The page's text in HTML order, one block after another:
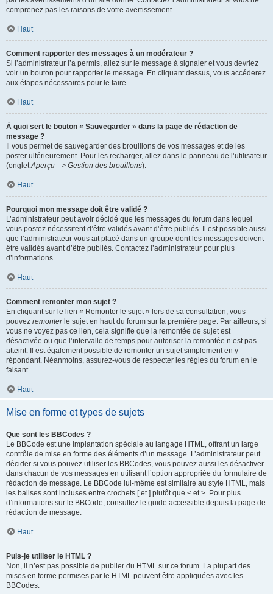
comprenez pas les raisons de votre avertissement.
Haut
Comment rapporter des messages à un modérateur ?
Si l’administrateur l’a permis, allez sur le message à signaler et vous devriez
voir un bouton pour rapporter le message. En cliquant dessus, vous accéderez
aux étapes nécessaires pour le faire.
Haut
À quoi sert le bouton « Sauvegarder » dans la page de rédaction de
message ?
Il vous permet de sauvegarder des brouillons de vos messages et de les
poster ultérieurement. Pour les recharger, allez dans le panneau de l’utilisateur
(ongletAperçu --> Gestion des brouillons).
Haut
Pourquoi mon message doit être validé ?
L’administrateur peut avoir décidé que les messages du forum dans lequel
vous postez nécessitent d’être validés avant d’être publiés. Il est possible aussi
que l’administrateur vous ait placé dans un groupe dont les messages doivent
être validés avant d’être publiés. Contactez l’administrateur pour plus
d’informations.
Haut
Comment remonter mon sujet ?
En cliquant sur le lien « Remonter le sujet » lors de sa consultation, vous
pouvez remonterle sujet en haut du forum sur la première page. Par ailleurs, si
vous ne voyez pas ce lien, cela signifie que la remontée de sujet est
désactivée ou que l’intervalle de temps pour autoriser la remontée n’est pas
atteint. Il est également possible de remonter un sujet simplement en y
répondant. Néanmoins, assurez-vous de respecter les règles du forum en le
faisant.
Haut
Mise en forme et types de sujets
Que sont les BBCodes ?
Le BBCode est une implantation spéciale au langage HTML, offrant un large
contrôle de mise en forme des éléments d’un message. L’administrateur peut
décider si vous pouvez utiliser les BBCodes, vous pouvez aussi les désactiver
dans chacun de vos messages en utilisant l’option appropriée du formulaire de
rédaction de message. Le BBCode lui-même est similaire au style HTML, mais
les balises sont incluses entre crochets [ et ] plutôt que < et >. Pour plus
d’informations sur le BBCode, consultez le guide accessible depuis la page de
rédaction de message.
Haut
Puis-je utiliser le HTML ?
Non, il n’est pas possible de publier du HTML sur ce forum. La plupart des
mises en forme permises par le HTML peuvent être appliquées avec les
BBCodes.